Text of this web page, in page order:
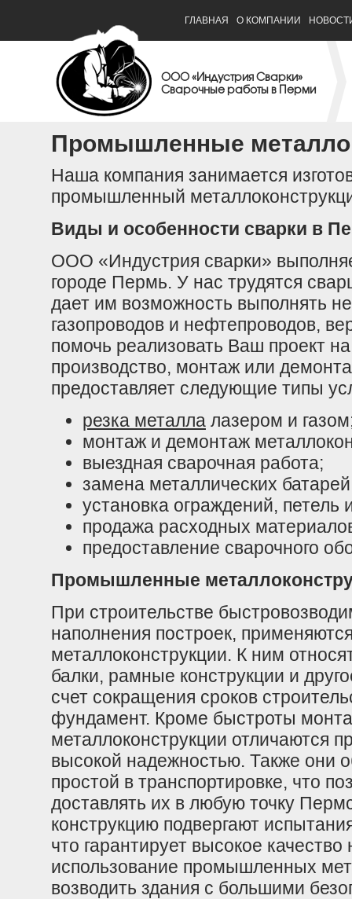
ГЛАВНАЯ О КОМПАНИИ
ООО «Индустрия Сварки»
Сварочные работы в Перми
Промышленные
Наша компания занимается
промышленный
Виды и особенности сварки в
ООО «Индустрия сварки»
городе Пермь. У нас трудятся
дает им возможность выполнять
газопроводов и нефтепроводов,
помочь реализовать Ваш проект
производство, монтаж или
предоставляет следующие типы
резка металла лазером и
монтаж и демонтаж
выездная сварочная работа;
замена металлических
установка ограждений, петель
продажа расходных
предоставление сварочного
Промышленные
При строительстве
наполнения построек,
металлоконструкции. К ним
балки, рамные конструкции и
счет сокращения сроков
фундамент. Кроме быстроты
металлоконструкции отличаются
высокой надежностью. Также они
простой в транспортировке, что
доставлять их в любую точку
конструкцию подвергают
что гарантирует высокое
использование промышленных
возводить здания с большими